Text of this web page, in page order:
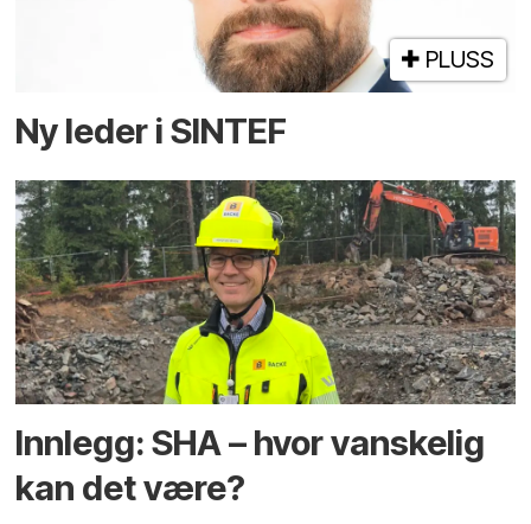
PLUSS
Ny leder i SINTEF
Innlegg: SHA – hvor vanskelig
kan det være?